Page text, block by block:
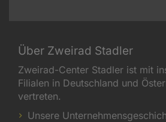
Über Zweirad Stadler
Zweirad-Center Stadler ist mit
Filialen in Deutschland und
vertreten.
Unsere